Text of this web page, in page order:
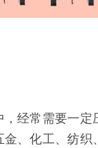
，经常需要一定
金、化工、纺织